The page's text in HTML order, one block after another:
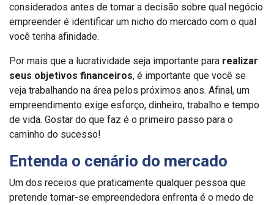
considerados antes de tomar a decisão sobre qual negócio
empreender é identificar um nicho do mercado com o qual
você tenha afinidade.
Por mais que a lucratividade seja importante para realizar
seus objetivos financeiros, é importante que você se
veja trabalhando na área pelos próximos anos. Afinal, um
empreendimento exige esforço, dinheiro, trabalho e tempo
de vida. Gostar do que faz é o primeiro passo para o
caminho do sucesso!
Entenda o cenário do mercado
Um dos receios que praticamente qualquer pessoa que
pretende tornar-se empreendedora enfrenta é o medo de